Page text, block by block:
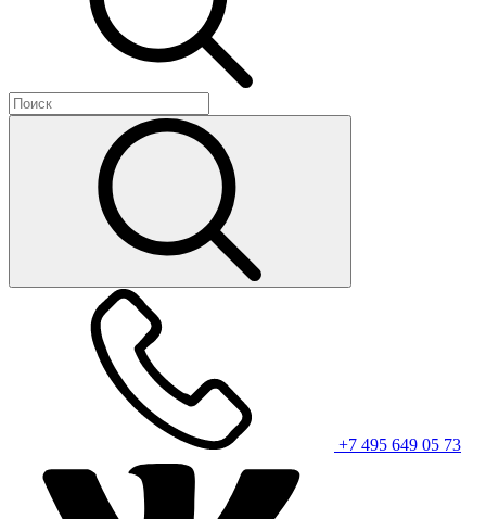
+7 495 649 05 73